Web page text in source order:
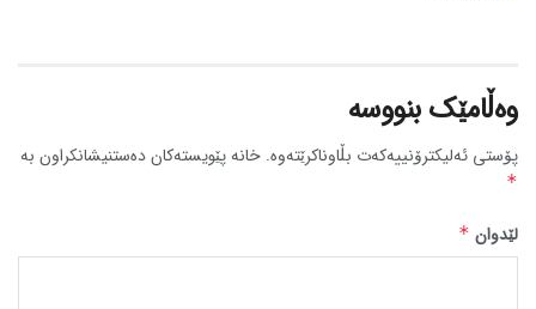
وەڵامێک بنووسە
پۆستی ئەلیکترۆنییەکەت بڵاوناکرێتەوە. خانە پێویستەکان دەستنیشانکراون بە
*
لێدوان *